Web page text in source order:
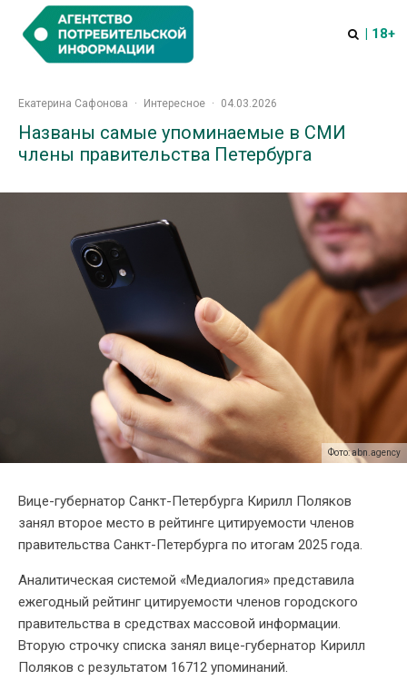
| 18+
Екатерина Сафонова · Интересное · 04.03.2026
Названы самые упоминаемые в СМИ
члены правительства Петербурга
Фото: abn.agency
Вице-губернатор Санкт-Петербурга Кирилл Поляков
занял второе место в рейтинге цитируемости членов
правительства Санкт-Петербурга по итогам 2025 года.
Аналитическая системой «Медиалогия» представила
ежегодный рейтинг цитируемости членов городского
правительства в средствах массовой информации.
Вторую строчку списка занял вице-губернатор Кирилл
Поляков с результатом 16712 упоминаний.